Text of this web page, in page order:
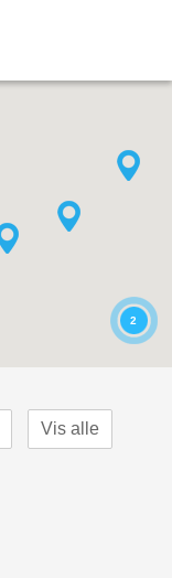
2
Vis alle